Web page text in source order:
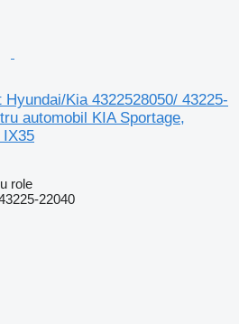
Kia 4322528050/ 43225-
automobil KIA Sportage,
IX35
role
22040